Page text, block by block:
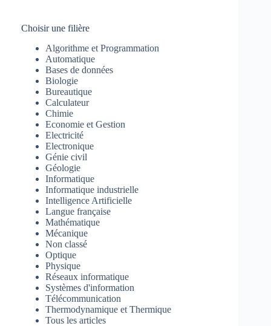
Choisir une filière
Algorithme et Programmation
Automatique
Bases de données
Biologie
Bureautique
Calculateur
Chimie
Economie et Gestion
Electricité
Electronique
Génie civil
Géologie
Informatique
Informatique industrielle
Intelligence Artificielle
Langue française
Mathématique
Mécanique
Non classé
Optique
Physique
Réseaux informatique
Systèmes d'information
Télécommunication
Thermodynamique et Thermique
Tous les articles